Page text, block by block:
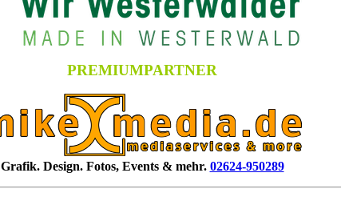
PREMIUMPARTNER
Grafik. Design. Fotos, Events & mehr. 02624-950289